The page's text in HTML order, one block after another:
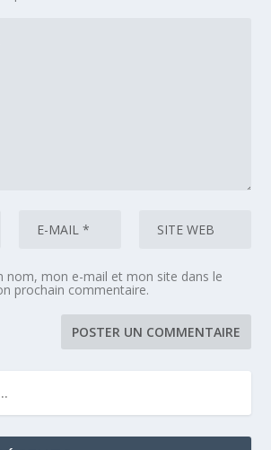
nom, mon e-mail et mon site dans le
prochain commentaire.